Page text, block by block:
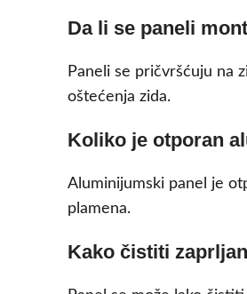
Da li se paneli
Paneli se pričvršćuju na
oštećenja zida.
Koliko je otporan
Aluminijumski panel je
plamena.
Kako čistiti